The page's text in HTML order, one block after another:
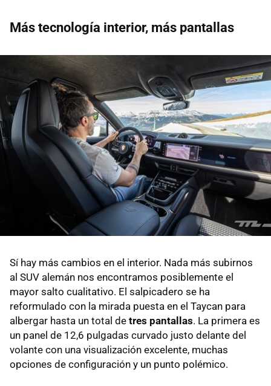
Más tecnología interior, más pantallas
Sí hay más cambios en el interior. Nada más subirnos
al SUV alemán nos encontramos posiblemente el
mayor salto cualitativo. El salpicadero se ha
reformulado con la mirada puesta en el Taycan para
albergar hasta un total de tres pantallas. La primera es
un panel de 12,6 pulgadas curvado justo delante del
volante con una visualización excelente, muchas
opciones de configuración y un punto polémico.